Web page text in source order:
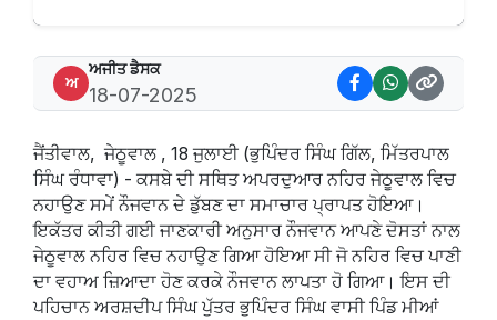
ਅ
ਅਜੀਤ ਡੈਸਕ
18-07-2025
ਜੈਂਤੀਵਾਲ, ਜੇਠੂਵਾਲ , 18 ਜੁਲਾਈ (ਭੁਪਿੰਦਰ ਸਿੰਘ ਗਿੱਲ, ਮਿੱਤਰਪਾਲ
ਸਿੰਘ ਰੰਧਾਵਾ) - ਕਸਬੇ ਦੀ ਸਥਿਤ ਅਪਰਦੁਆਰ ਨਹਿਰ ਜੇਠੂਵਾਲ ਵਿਚ
ਨਹਾਉਣ ਸਮੇਂ ਨੌਜਵਾਨ ਦੇ ਡੁੱਬਣ ਦਾ ਸਮਾਚਾਰ ਪ੍ਰਾਪਤ ਹੋਇਆ।
ਇਕੱਤਰ ਕੀਤੀ ਗਈ ਜਾਣਕਾਰੀ ਅਨੁਸਾਰ ਨੌਜਵਾਨ ਆਪਣੇ ਦੋਸਤਾਂ ਨਾਲ
ਜੇਠੂਵਾਲ ਨਹਿਰ ਵਿਚ ਨਹਾਉਣ ਗਿਆ ਹੋਇਆ ਸੀ ਜੋ ਨਹਿਰ ਵਿਚ ਪਾਣੀ
ਦਾ ਵਹਾਅ ਜ਼ਿਆਦਾ ਹੋਣ ਕਰਕੇ ਨੌਜਵਾਨ ਲਾਪਤਾ ਹੋ ਗਿਆ। ਇਸ ਦੀ
ਪਹਿਚਾਨ ਅਰਸ਼ਦੀਪ ਸਿੰਘ ਪੁੱਤਰ ਭੁਪਿੰਦਰ ਸਿੰਘ ਵਾਸੀ ਪਿੰਡ ਮੀਆਂ